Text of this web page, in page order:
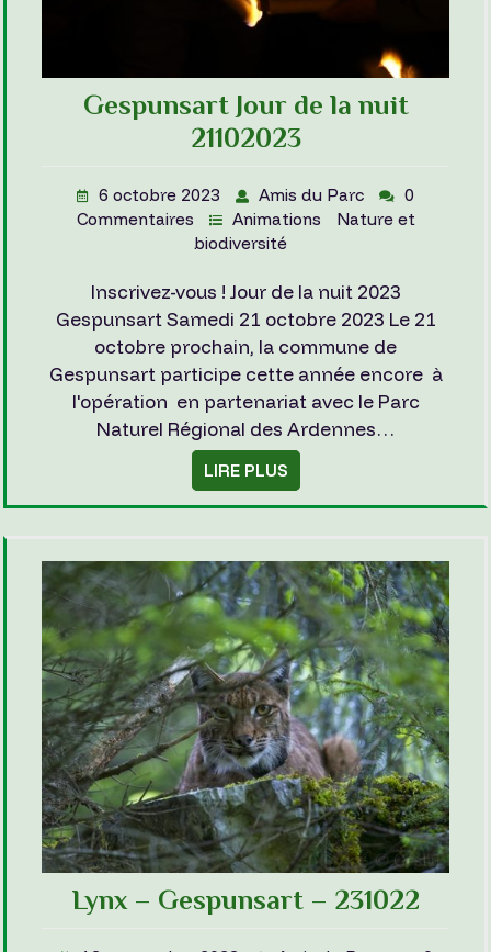
Gespunsart Jour de la nuit
21102023
6 octobre 2023 Amis du Parc
0
Commentaires
Animations
Nature et
biodiversité
Inscrivez-vous ! Jour de la nuit 2023
Gespunsart Samedi 21 octobre 2023 Le 21
octobre prochain, la commune de
Gespunsart participe cette année encore à
l'opération en partenariat avec le Parc
Naturel Régional des Ardennes…
LIRE PLUS
Lynx – Gespunsart – 231022